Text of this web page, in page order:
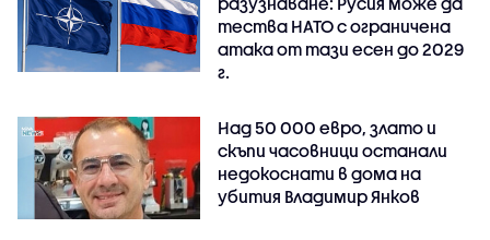
тества НАТО с ограничена
атака от тази есен до 2029
г.
Над 50 000 евро, злато и
скъпи часовници останали
недокоснати в дома на
убития Владимир Янков